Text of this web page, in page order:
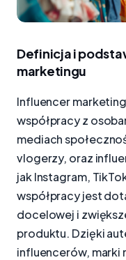
Definicja i
marketingu
Influencer
współpracy z
mediach
vlogerzy, oraz
jak Instagram,
współpracy jest
docelowej i
produktu. Dzięki
influencerów, marki